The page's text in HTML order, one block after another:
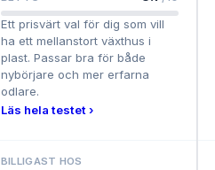
Ett prisvärt val för dig som vill
ha ett mellanstort växthus i
plast. Passar bra för både
nybörjare och mer erfarna
odlare.
Läs hela testet ›
BILLIGAST HOS